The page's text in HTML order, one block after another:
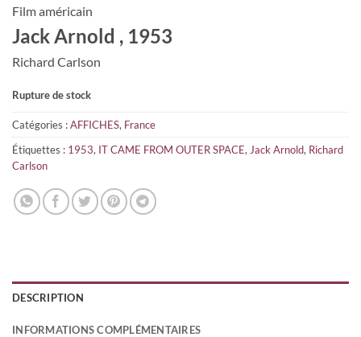
Film américain
Jack Arnold , 1953
Richard Carlson
Rupture de stock
Catégories :AFFICHES, France
Étiquettes : 1953, IT CAME FROM OUTER SPACE, Jack Arnold, Richard
Carlson
DESCRIPTION
INFORMATIONS COMPLÉMENTAIRES